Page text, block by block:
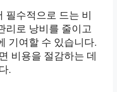
필수적으로 드는 비
리로 낭비를 줄이고
기여할 수 있습니다.
비용을 절감하는 데
.